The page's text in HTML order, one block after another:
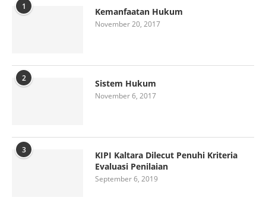
1 Kemanfaatan Hukum
November 20, 2017
2 Sistem Hukum
November 6, 2017
3
KIPI Kaltara Dilecut Penuhi Kriteria
Evaluasi Penilaian
September 6, 2019